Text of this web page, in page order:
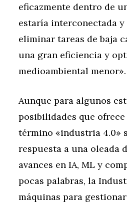
eficazmente dentro de
estaría interconectada
eliminar tareas de baja
una gran eficiencia y
medioambiental menor».
Aunque para algunos
posibilidades que
término «industria 4.0»
respuesta a una oleada
avances en IA, ML y
pocas palabras, la
máquinas para